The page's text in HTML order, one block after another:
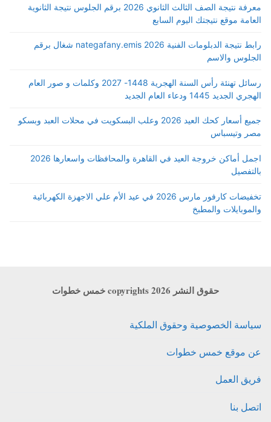
معرفة نتيجة الصف الثالث الثانوي 2026 برقم الجلوس نتيجة الثانوية
العامة موقع نتيجتك اليوم السابع
رابط نتيجة الدبلومات الفنية 2026 nategafany.emis شغال برقم
الجلوس والاسم
رسائل تهنئة رأس السنة الهجرية 1448- 2027 وكلمات و صور العام
الهجري الجديد 1445 ودعاء العام الجديد
جميع أسعار كحك العيد 2026 وعلب البسكويت في محلات العبد وبسكو
مصر وتيسباس
اجمل أماكن خروجة العيد في القاهرة والمحافظات واسعارها 2026
بالتفصيل
تخفيضات كارفور مارس 2026 في عيد الأم علي الاجهزة الكهربائية
والموبايلات والمطبخ
حقوق النشر copyrights 2026 خمس خطوات
سياسة الخصوصية وحقوق الملكية
عن موقع خمس خطوات
فريق العمل
اتصل بنا